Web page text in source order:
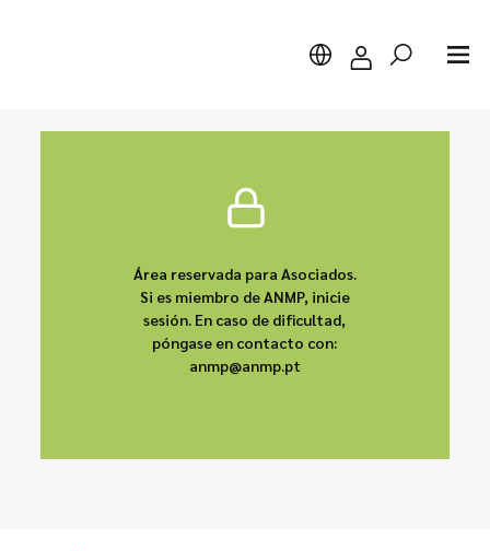
Área reservada para Asociados.
Si es miembro de ANMP, inicie
sesión. En caso de dificultad,
póngase en contacto con:
anmp@anmp.pt